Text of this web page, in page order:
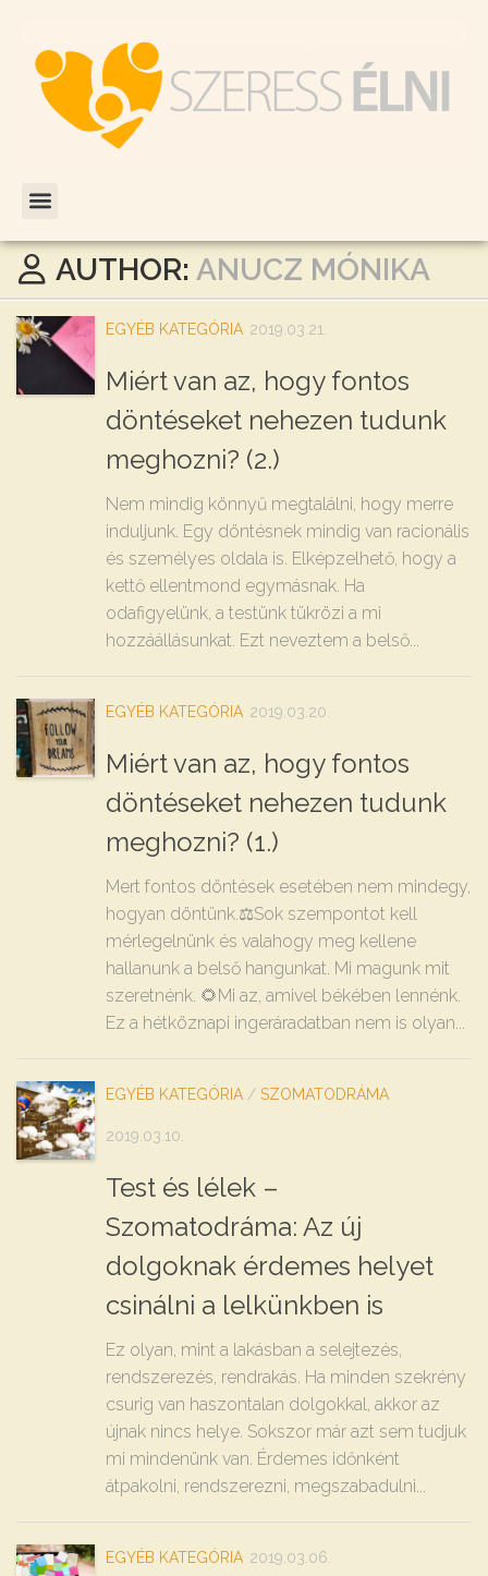
AUTHOR: ANUCZ MÓNIKA
EGYÉB KATEGÓRIA 2019.03.21.
Miért van az, hogy fontos
döntéseket nehezen tudunk
meghozni? (2.)
Nem mindig könnyű megtalálni, hogy merre
induljunk. Egy döntésnek mindig van racionális
és személyes oldala is. Elképzelhető, hogy a
kettő ellentmond egymásnak. Ha
odafigyelünk, a testünk tükrözi a mi
hozzáállásunkat. Ezt neveztem a belső...
EGYÉB KATEGÓRIA 2019.03.20.
Miért van az, hogy fontos
döntéseket nehezen tudunk
meghozni? (1.)
Mert fontos döntések esetében nem mindegy,
hogyan döntünk.⚖️Sok szempontot kell
mérlegelnünk és valahogy meg kellene
hallanunk a belső hangunkat. Mi magunk mit
szeretnénk. 🌻Mi az, amivel békében lennénk.
Ez a hétköznapi ingeráradatban nem is olyan...
EGYÉB KATEGÓRIA / SZOMATODRÁMA
2019.03.10.
Test és lélek –
Szomatodráma: Az új
dolgoknak érdemes helyet
csinálni a lelkünkben is
Ez olyan, mint a lakásban a selejtezés,
rendszerezés, rendrakás. Ha minden szekrény
csurig van haszontalan dolgokkal, akkor az
újnak nincs helye. Sokszor már azt sem tudjuk
mi mindenünk van. Érdemes időnként
átpakolni, rendszerezni, megszabadulni...
EGYÉB KATEGÓRIA 2019.03.06.